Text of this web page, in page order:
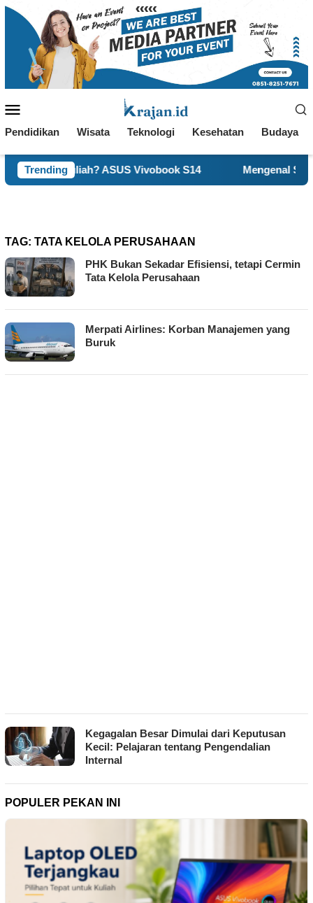
Loncat
Mobile
Pendidikan Wisata Teknologi Kesehatan Budaya
Trending
Kuliah? ASUS Vivobook S14 Mengenal Self-
TAG: TATA KELOLA PERUSAHAAN
PHK Bukan Sekadar Efisiensi, tetapi Cermin
Tata Kelola Perusahaan
Merpati Airlines: Korban Manajemen yang
Buruk
Kegagalan Besar Dimulai dari Keputusan
Kecil: Pelajaran tentang Pengendalian
Internal
POPULER PEKAN INI